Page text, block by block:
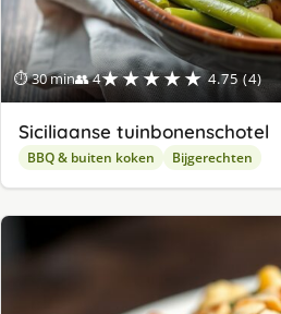
⏱ 30 min👥 4★★★★★ 4.75 (4)
Siciliaanse tuinbonenschotel
BBQ & buiten koken Bijgerechten